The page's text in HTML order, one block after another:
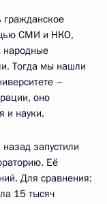
СМИ и НКО,
народные
Тогда мы нашли
–
оно
и науки.
запустили
Её
Для сравнения:
15 тысяч